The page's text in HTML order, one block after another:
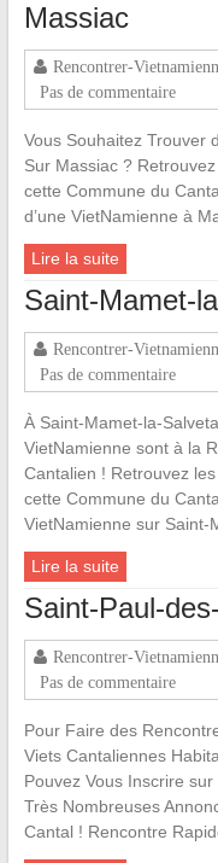
Massiac
Rencontrer-
Pas de commentaire
Vous Souhaitez Trouver
Sur Massiac ?
cette Commune du
d’une VietNamienne à
Lire la suite
Saint-Mamet-
Rencontrer-
Pas de commentaire
À Saint-Mamet-la-
VietNamienne sont à la
Cantalien ! Retrouvez
cette Commune du
VietNamienne sur
Lire la suite
Saint-Paul-
Rencontrer-
Pas de commentaire
Pour Faire des
Viets Cantaliennes
Pouvez Vous Inscrire
Très Nombreuses
Cantal ! Rencontre